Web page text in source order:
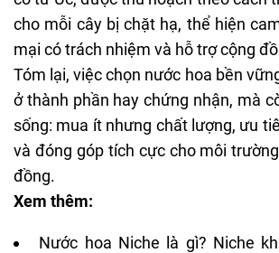
cho mỗi cây bị chặt hạ, thể hiện
mại có trách nhiệm và hỗ trợ cộng
Tóm lại, việc chọn nước hoa bền
ở thành phần hay chứng nhận, mà
sống: mua ít nhưng chất lượng, ưu
và đóng góp tích cực cho môi
đồng.
Xem thêm:
Nước hoa Niche là gì? Niche